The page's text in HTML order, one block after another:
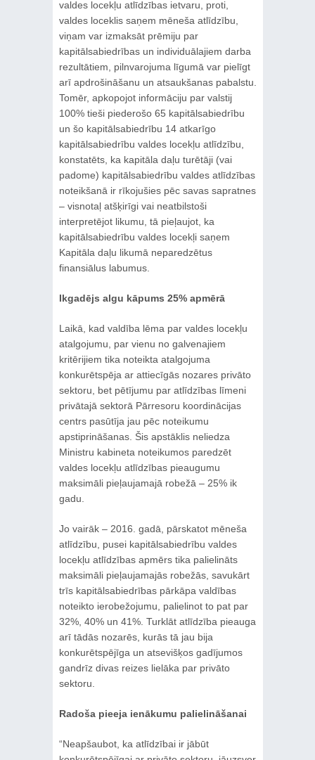
valdes locekļu atlīdzības ietvaru, proti,
valdes loceklis saņem mēneša atlīdzību,
viņam var izmaksāt prēmiju par
kapitālsabiedrības un individuālajiem darba
rezultātiem, pilnvarojuma līgumā var pielīgt
arī apdrošināšanu un atsaukšanas pabalstu.
Tomēr, apkopojot informāciju par valstij
100% tieši piederošo 65 kapitālsabiedrību
un šo kapitālsabiedrību 14 atkarīgo
kapitālsabiedrību valdes locekļu atlīdzību,
konstatēts, ka kapitāla daļu turētāji (vai
padome) kapitālsabiedrību valdes atlīdzības
noteikšanā ir rīkojušies pēc savas sapratnes
– visnotaļ atšķirīgi vai neatbilstoši
interpretējot likumu, tā pieļaujot, ka
kapitālsabiedrību valdes locekļi saņem
Kapitāla daļu likumā neparedzētus
finansiālus labumus.
Ikgadējs algu kāpums 25% apmērā
Laikā, kad valdība lēma par valdes locekļu
atalgojumu, par vienu no galvenajiem
kritērijiem tika noteikta atalgojuma
konkurētspēja ar attiecīgās nozares privāto
sektoru, bet pētījumu par atlīdzības līmeni
privātajā sektorā Pārresoru koordinācijas
centrs pasūtīja jau pēc noteikumu
apstiprināšanas. Šis apstāklis neliedza
Ministru kabineta noteikumos paredzēt
valdes locekļu atlīdzības pieaugumu
maksimāli pieļaujamajā robežā – 25% ik
gadu.
Jo vairāk ‒ 2016. gadā, pārskatot mēneša
atlīdzību, pusei kapitālsabiedrību valdes
locekļu atlīdzības apmērs tika palielināts
maksimāli pieļaujamajās robežās, savukārt
trīs kapitālsabiedrības pārkāpa valdības
noteikto ierobežojumu, palielinot to pat par
32%, 40% un 41%. Turklāt atlīdzība pieauga
arī tādās nozarēs, kurās tā jau bija
konkurētspējīga un atsevišķos gadījumos
gandrīz divas reizes lielāka par privāto
sektoru.
Radoša pieeja ienākumu palielināšanai
“Neapšaubot, ka atlīdzībai ir jābūt